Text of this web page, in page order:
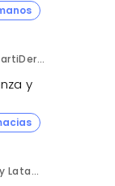
María José Sevillano. Global Marketing Director. MartiDerm.
y
Carlos Vieira. Country Manager para Iberia, Italia y Latam. Hornetsecurity.